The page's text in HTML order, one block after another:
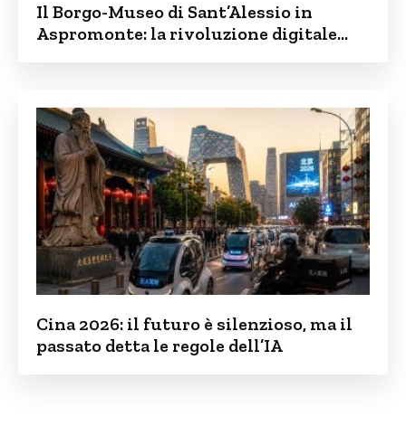
Il Borgo-Museo di Sant’Alessio in
Aspromonte: la rivoluzione digitale
Cina 2026: il futuro è silenzioso, ma il
passato detta le regole dell’IA